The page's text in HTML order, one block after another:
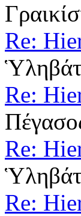
Re:
Re:
Re:
Re: